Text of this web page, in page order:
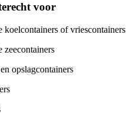
voor
of vriescontainers
opslagcontainers